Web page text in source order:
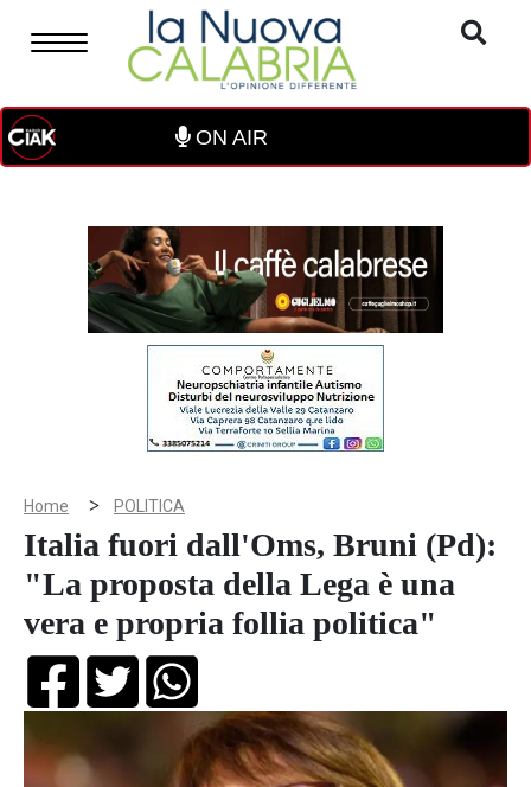
ON AIR
Home > POLITICA
Italia fuori dall'Oms, Bruni (Pd):
"La proposta della Lega è una
vera e propria follia politica"